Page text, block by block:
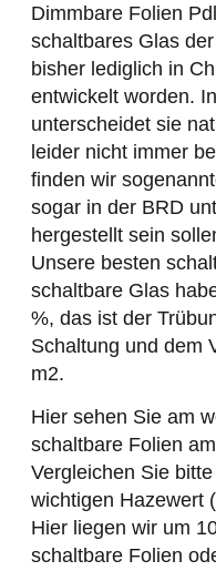
Dimmbare Folien
schaltbares Glas
bisher lediglich in
entwickelt worden.
unterscheidet sie
leider nicht immer
finden wir
sogar in der BRD
hergestellt sein
Unsere besten
schaltbare Glas
%, das ist der
Schaltung und dem
m2.
Hier sehen Sie am
schaltbare Folien
Vergleichen Sie
wichtigen Hazewert
Hier liegen wir um
schaltbare Folien